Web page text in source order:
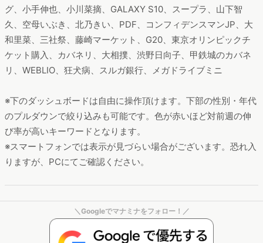
グ、小手伸也、小川菜摘、GALAXY S10、スープラ、山下智
久、空母いぶき、北乃きい、PDF、コンフィデンスマンJP、大
和里菜、三社祭、藤崎マーケット、G20、東京オリンピックチ
ケット購入、カバネリ、大相撲、渋野日向子、甲鉄城のカバネ
リ、WEBLIO、狂犬病、スルガ銀行、メガドライブミニ
※下のダッシュボードは自由に操作頂けます。下部の性別・年代
のプルダウンで絞り込みも可能です。色が赤いほど対前週の伸
び率が高いキーワードとなります。
※スマートフォンでは表示が見づらい場合がございます。恐れ入
りますが、PCにてご確認ください。
＼Googleでマナミナをフォロー！／